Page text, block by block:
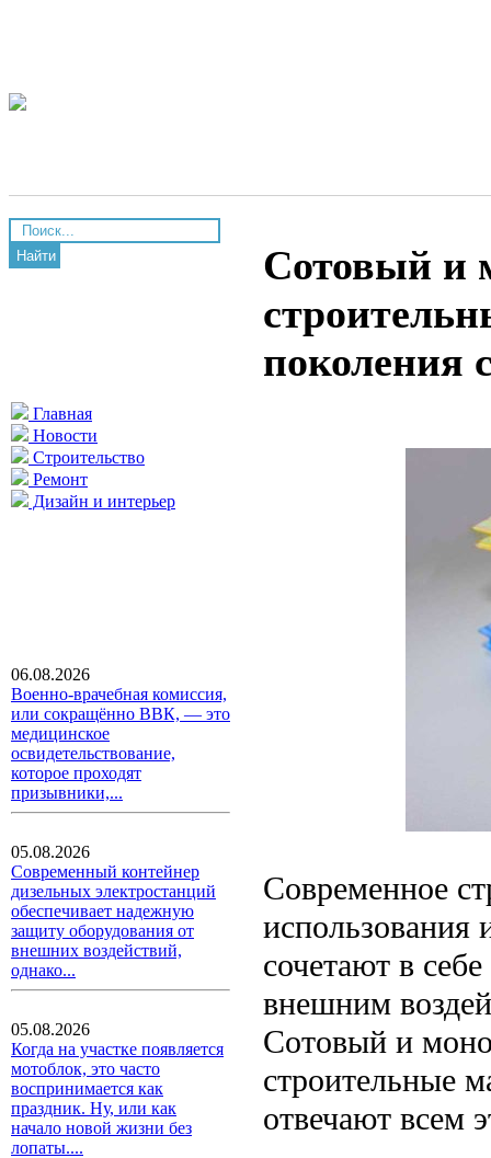
Найти
Главная
Новости
Строительство
Ремонт
Дизайн и интерьер
06.08.2026
Военно-врачебная комиссия,
или сокращённо ВВК, — это
медицинское
освидетельствование,
которое проходят
призывники,...
05.08.2026
Современный контейнер
дизельных электростанций
обеспечивает надежную
защиту оборудования от
внешних воздействий,
однако...
05.08.2026
Когда на участке появляется
мотоблок, это часто
воспринимается как
праздник. Ну, или как
начало новой жизни без
лопаты....
Сотовый и
поколения
Современное
использования
сочетают в
внешним
Сотовый и
строительные
отвечают всем